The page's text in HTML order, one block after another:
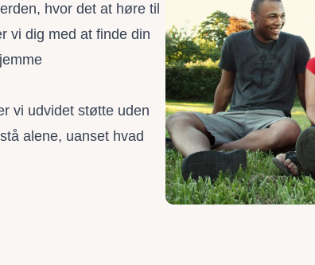
hvor det at høre til
vi dig med at finde din
vi udvidet støtte uden
alene, uanset hvad